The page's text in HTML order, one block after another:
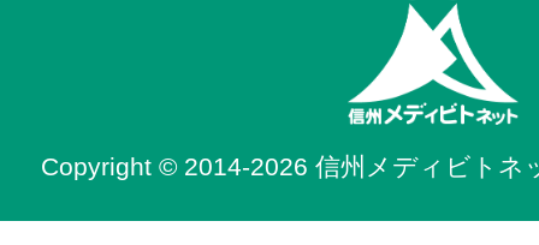
Copyright © 2014-2026 信州メディビトネ